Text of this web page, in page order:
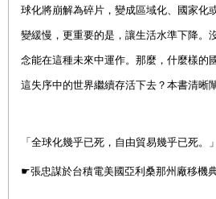
球化將崩解為碎片，變成區域化、國家化
變緩慢，更重要的是，讓生活水準下降。
念能在這種未來中運作。那麼，什麼樣的
這失序中的世界繼續存活下去？本書清晰
「全球化幾乎已死，自由貿易幾乎已死。」
☛張忠謀於台積電美國亞利桑那州廠移機